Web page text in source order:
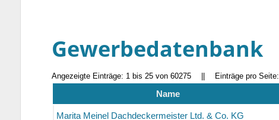
Gewerbedatenbank
Angezeigte Einträge: 1 bis 25 von 60275 Einträge pro Seite:
Name
Marita Meinel Dachdeckermeister Ltd. & Co. KG